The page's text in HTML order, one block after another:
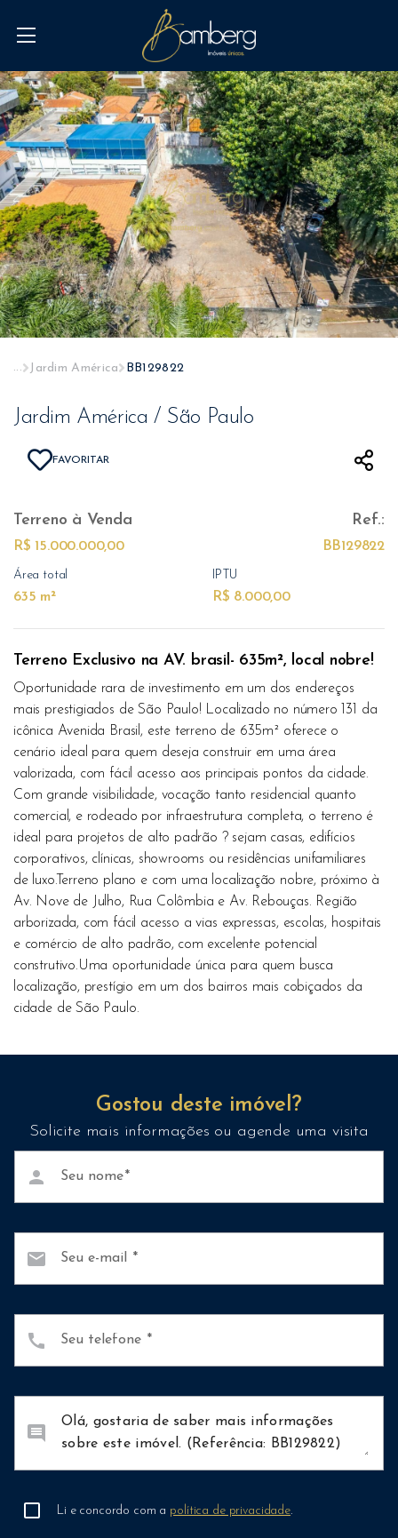
... Jardim América BB129822
Jardim América / São Paulo
FAVORITAR
Terreno à Venda
R$ 15.000.000,00
Ref.:
BB129822
Área total
635 m²
IPTU
R$ 8.000,00
Terreno Exclusivo na AV. brasil- 635m², local nobre!
Oportunidade rara de investimento em um dos endereços
mais prestigiados de São Paulo! Localizado no número 131 da
icônica Avenida Brasil, este terreno de 635m² oferece o
cenário ideal para quem deseja construir em uma área
valorizada, com fácil acesso aos principais pontos da cidade.
Com grande visibilidade, vocação tanto residencial quanto
comercial, e rodeado por infraestrutura completa, o terreno é
ideal para projetos de alto padrão ? sejam casas, edifícios
corporativos, clínicas, showrooms ou residências unifamiliares
de luxo.Terreno plano e com uma localização nobre, próximo à
Av. Nove de Julho, Rua Colômbia e Av. Rebouças. Região
arborizada, com fácil acesso a vias expressas, escolas, hospitais
e comércio de alto padrão, com excelente potencial
construtivo.Uma oportunidade única para quem busca
localização, prestígio em um dos bairros mais cobiçados da
cidade de São Paulo.
Gostou deste imóvel?
Solicite mais informações ou agende uma visita
Seu nome
person
Seu e-mail
mail
Seu telefone
call
comment
Li e concordo com a política de privacidade.